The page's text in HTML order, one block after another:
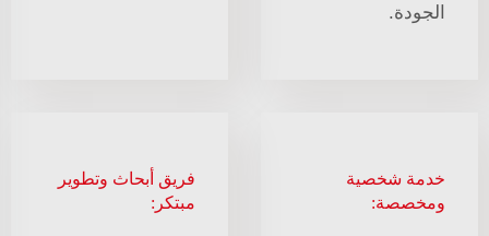
الجودة.
خدمة شخصية
ومخصصة:
فريق أبحاث وتطوير
مبتكر: